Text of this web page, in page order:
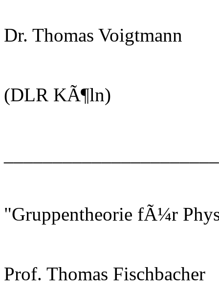
Dr. Thomas Voigtmann
(DLR KÃ¶ln)
"Gruppentheorie fÃ¼r
Prof. Thomas Fischbacher